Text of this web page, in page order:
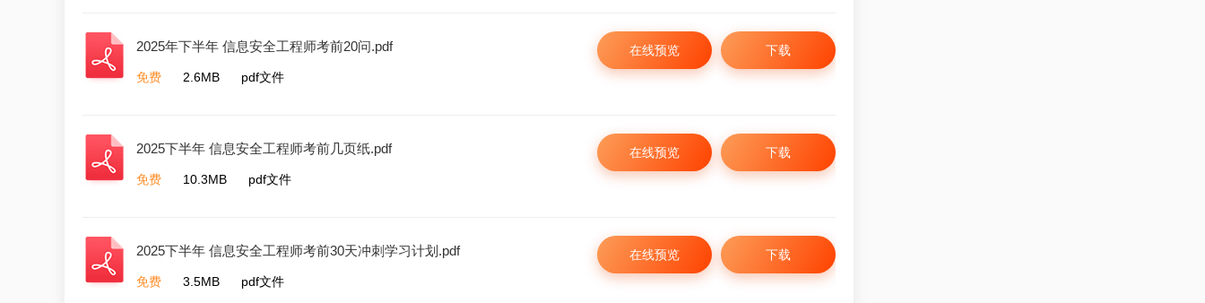
2025年下半年 信息安全工程师考前20问.pdf
免费 2.6MB pdf文件
下载
在线预览
2025下半年 信息安全工程师考前几页纸.pdf
免费 10.3MB pdf文件
下载
在线预览
2025下半年 信息安全工程师考前30天冲刺学习计划.pdf
免费 3.5MB pdf文件
下载
在线预览